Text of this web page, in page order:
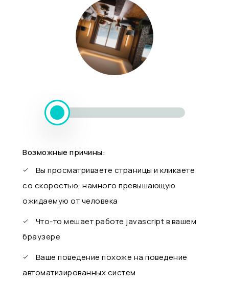
Возможные причины:
Вы просматриваете страницы и кликаете
со скоростью, намного превышающую
ожидаемую от человека
Что-то мешает работе javascript в вашем
браузере
Ваше поведение похоже на поведение
автоматизированных систем